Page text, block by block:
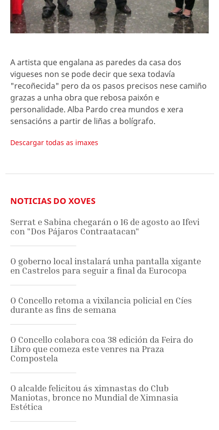
A artista que engalana as paredes da casa dos
vigueses non se pode decir que sexa todavía
"recoñecida" pero da os pasos precisos nese camiño
grazas a unha obra que rebosa paixón e
personalidade. Alba Pardo crea mundos e xera
sensacións a partir de liñas a bolígrafo.
Descargar todas as imaxes
NOTICIAS DO XOVES
Serrat e Sabina chegarán o 16 de agosto ao Ifevi
con "Dos Pájaros Contraatacan"
O goberno local instalará unha pantalla xigante
en Castrelos para seguir a final da Eurocopa
O Concello retoma a vixilancia policial en Cíes
durante as fins de semana
O Concello colabora coa 38 edición da Feira do
Libro que comeza este venres na Praza
Compostela
O alcalde felicitou ás ximnastas do Club
Maniotas, bronce no Mundial de Ximnasia
Estética